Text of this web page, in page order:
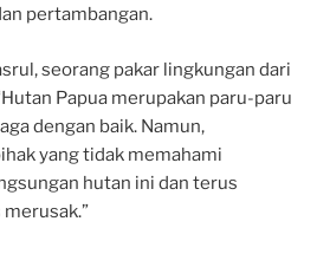
pertambangan.
seorang pakar lingkungan dari
Papua merupakan paru-paru
dengan baik. Namun,
yang tidak memahami
hutan ini dan terus